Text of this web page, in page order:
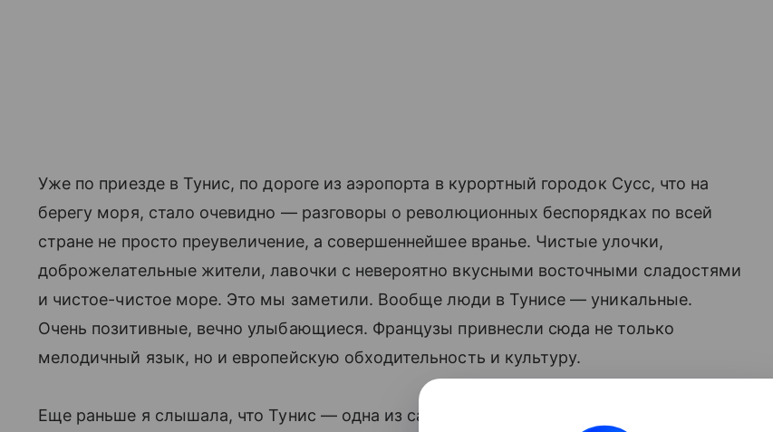
Уже по приезде в Тунис, по дороге из аэропорта в курортный городок Сусс, что на
берегу моря, стало очевидно — разговоры о революционных беспорядках по всей
стране не просто преувеличение, а совершеннейшее вранье. Чистые улочки,
доброжелательные жители, лавочки с невероятно вкусными восточными сладостями
и чистое-чистое море. Это мы заметили. Вообще люди в Тунисе — уникальные.
Очень позитивные, вечно улыбающиеся. Французы привнесли сюда не только
мелодичный язык, но и европейскую обходительность и культуру.
Еще раньше я слышала, что Тунис — одна из самых цивилизованных арабских